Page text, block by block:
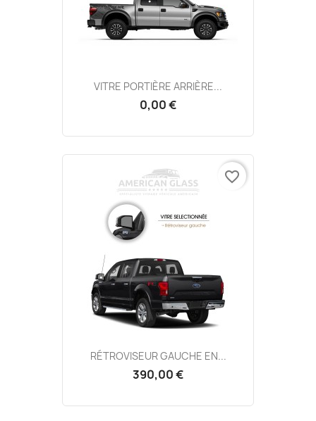
VITRE PORTIÈRE ARRIÈRE...
0,00 €
RÉTROVISEUR GAUCHE EN...
390,00 €
favorite_border